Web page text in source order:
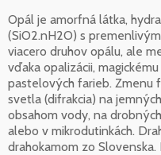
Opál je amorfná látka,
(SiO2.nH2O) s
viacero druhov opálu, ale
vďaka opalizácii,
pastelových farieb. Zmenu
svetla (difrakcia) na
obsahom vody, na
alebo v mikrodutinkách.
drahokamom zo